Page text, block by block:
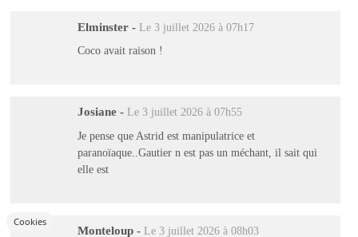
Elminster - Le 3 juillet 2026 à 07h17
Coco avait raison !
Josiane - Le 3 juillet 2026 à 07h55
Je pense que Astrid est manipulatrice et
paranoïaque..Gautier n est pas un méchant, il sait qui
elle est
Monteloup - Le 3 juillet 2026 à 08h03
Cookies